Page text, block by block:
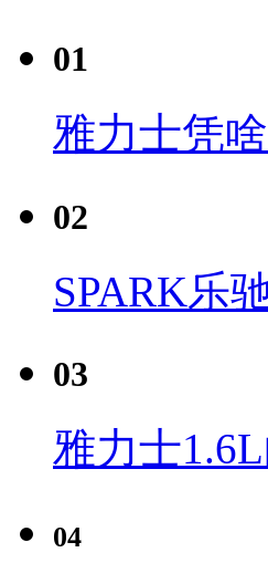
01
雅力士凭
02
SPARK乐
03
雅力士
04